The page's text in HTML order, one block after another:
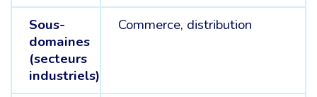
Sous-
domaines
(secteurs
industriels)
Commerce, distribution